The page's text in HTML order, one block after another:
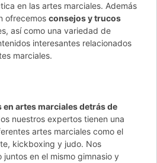
en las artes marciales. Además
ofrecemos consejos y trucos
así como una variedad de
interesantes relacionados
marciales.
artes marciales detrás de
nuestros expertos tienen una
artes marciales como el
kickboxing y judo. Nos
en el mismo gimnasio y